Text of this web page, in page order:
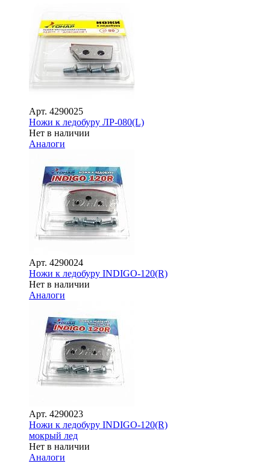
Арт. 4290025
Ножи к ледобуру ЛР-080(L)
Нет в наличии
Аналоги
Арт. 4290024
Ножи к ледобуру INDIGO-120(R)
Нет в наличии
Аналоги
Арт. 4290023
Ножи к ледобуру INDIGO-120(R)
мокрый лед
Нет в наличии
Аналоги